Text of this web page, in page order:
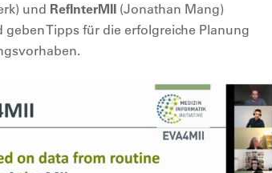
und RefInterMII (Jonathan Mang)
Tipps für die erfolgreiche Planung